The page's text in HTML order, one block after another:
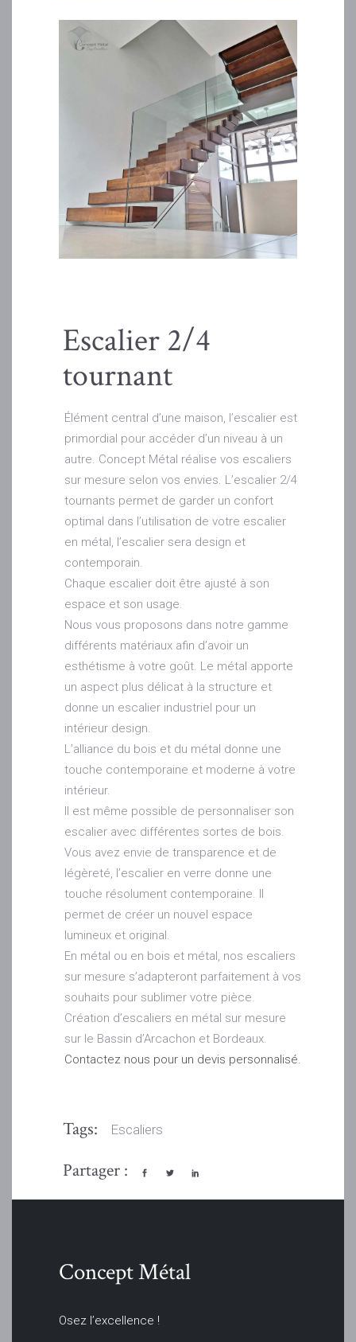
Escalier 2/4
tournant
Élément central d’une maison, l’escalier est
primordial pour accéder d’un niveau à un
autre. Concept Métal réalise vos escaliers
sur mesure selon vos envies. L’escalier 2/4
tournants permet de garder un confort
optimal dans l’utilisation de votre escalier
en métal, l’escalier sera design et
contemporain.
Chaque escalier doit être ajusté à son
espace et son usage.
Nous vous proposons dans notre gamme
différents matériaux afin d’avoir un
esthétisme à votre goût. Le métal apporte
un aspect plus délicat à la structure et
donne un escalier industriel pour un
intérieur design.
L’alliance du bois et du métal donne une
touche contemporaine et moderne à votre
intérieur.
Il est même possible de personnaliser son
escalier avec différentes sortes de bois.
Vous avez envie de transparence et de
légèreté, l’escalier en verre donne une
touche résolument contemporaine. Il
permet de créer un nouvel espace
lumineux et original.
En métal ou en bois et métal, nos escaliers
sur mesure s’adapteront parfaitement à vos
souhaits pour sublimer votre pièce.
Création d’escaliers en métal sur mesure
sur le Bassin d’Arcachon et Bordeaux.
Contactez nous pour un devis personnalisé.
Tags: Escaliers
Partager :
Concept Métal
Osez l’excellence !